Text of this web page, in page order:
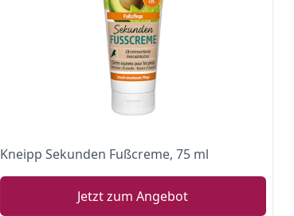
Kneipp Sekunden Fußcreme, 75 ml
Jetzt zum Angebot